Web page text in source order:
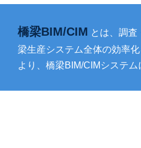
橋梁BIM/CIM とは、調
梁生産システム全体の効率
より、橋梁BIM/CIMシステ